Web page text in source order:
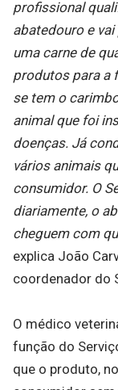
profissional
abatedouro e
uma carne de
produtos para a
se tem o
animal que foi
doenças. Já
vários animais
consumidor. O
diariamente, o
cheguem com
explica João
coordenador do
O médico
função do
que o produto,